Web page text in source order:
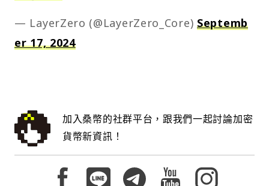
— LayerZero (@LayerZero_Core) Septemb
er 17, 2024
加入桑幣的社群平台，跟我們一起討論加密
貨幣新資訊！